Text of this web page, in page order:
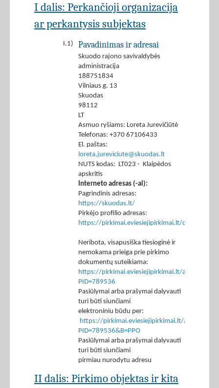
I dalis: Perkančioji organizacija
ar perkantysis subjektas
I.1) Pavadinimas ir adresai
Skuodo rajono savivaldybės
administracija
188751834
Vilniaus g. 13
Skuodas
98112
LT
Asmuo ryšiams: Loreta Jurevičiūtė
Telefonas: +370 67106433
El. paštas:
loreta.jureviciute@skuodas.lt
NUTS kodas: LT023 - Klaipėdos
apskritis
Interneto adresas (-ai):
Pagrindinis adresas:
https://skuodas.lt/
Pirkėjo profilio adresas:
https://pirkimai.eviesiejipirkimai.lt/ctm/
Neribota, visapusiška tiesioginė ir
nemokama prieiga prie pirkimo
dokumentų suteikiama:
https://pirkimai.eviesiejipirkimai.lt/app/rfq/
PID=789536
Pasiūlymai arba prašymai dalyvauti
turi būti siunčiami
elektroniniu būdu per:
https://pirkimai.eviesiejipirkimai.lt/app/rfq/
PID=789536&B=PPO
Pasiūlymai arba prašymai dalyvauti
turi būti siunčiami
pirmiau nurodytu adresu
II dalis: Pirkimo objektas ir kita